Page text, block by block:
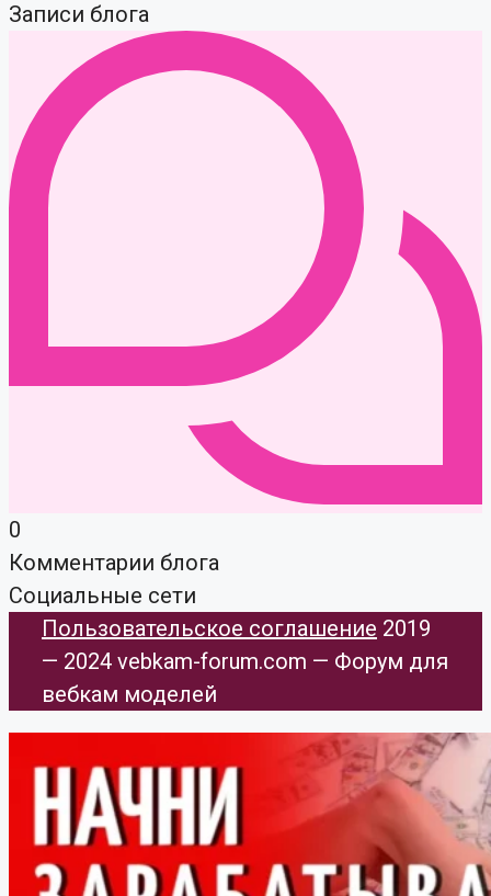
Записи блога
0
Комментарии блога
Социальные сети
Пользовательское соглашение ​ 2019
— 2024 vebkam-forum.com — Форум для
вебкам моделей